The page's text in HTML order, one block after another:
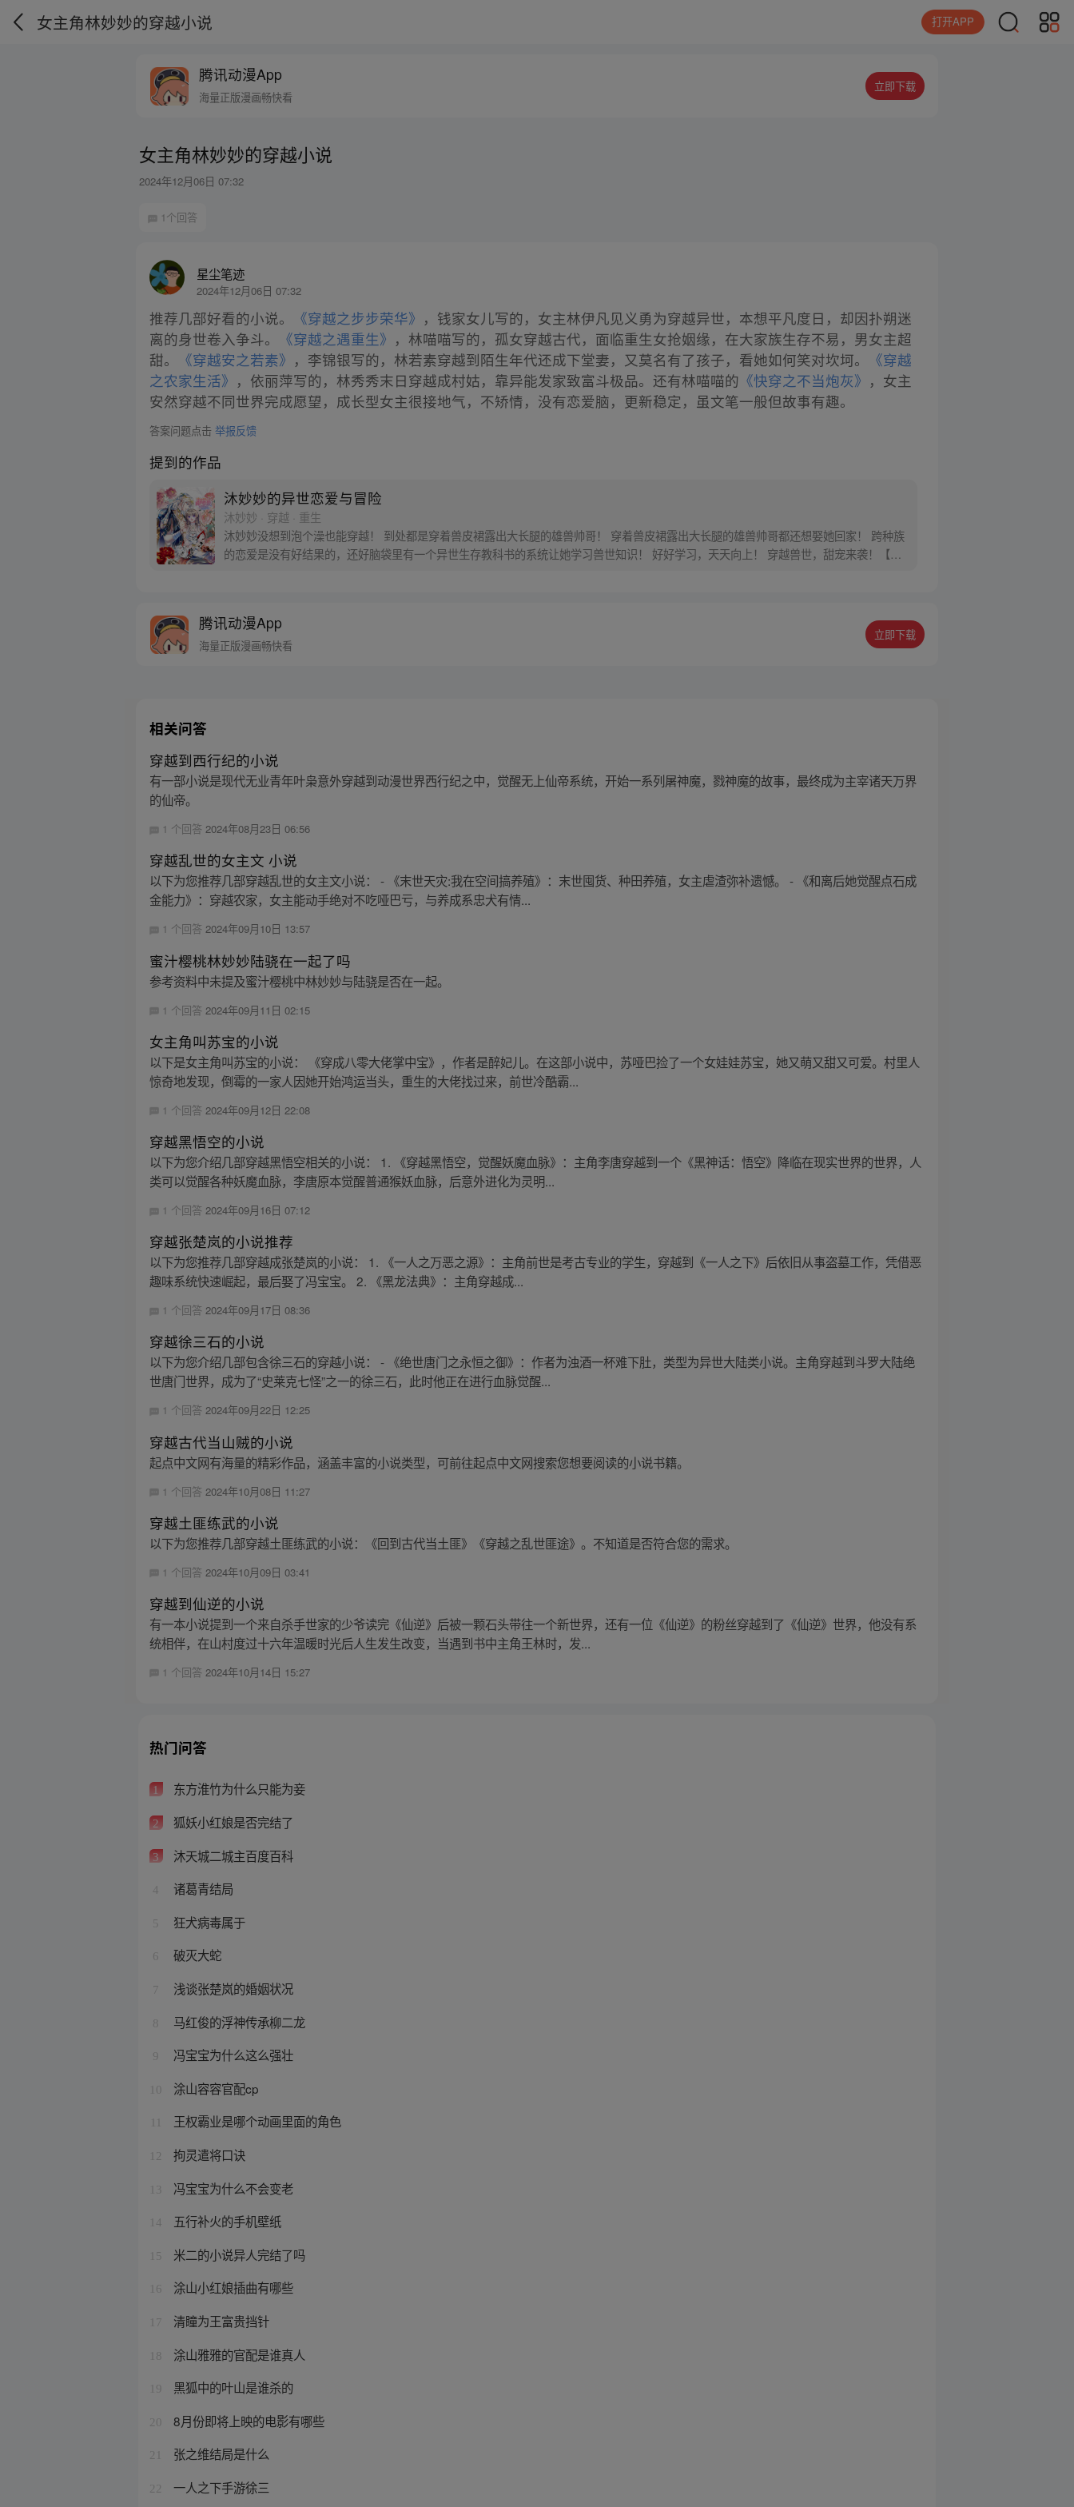
女主角林妙妙的穿越小说 打开APP
腾讯动漫App
海量正版漫画畅快看
立即下载
女主角林妙妙的穿越小说
2024年12月06日 07:32
1个回答
星尘笔迹
2024年12月06日 07:32
推荐几部好看的小说。 《穿越之步步荣华》 ，钱家女儿写的，女主林伊凡见义勇为穿越异世，本想平凡度日，却因扑朔迷
离的身世卷入争斗。
《穿越之遇重生》 ，林喵喵写的，孤女穿越古代，面临重生女抢姻缘，在大家族生存不易，男女主超
甜。
《穿越安之若素》 ，李锦银写的，林若素穿越到陌生年代还成下堂妻，又莫名有了孩子，看她如何笑对坎坷。
《穿越
之农家生活》 ，依丽萍写的，林秀秀末日穿越成村姑，靠异能发家致富斗极品。还有林喵喵的 《快穿之不当炮灰》 ，女主
安然穿越不同世界完成愿望，成长型女主很接地气，不矫情，没有恋爱脑，更新稳定，虽文笔一般但故事有趣。
答案问题点击举报反馈
提到的作品
沐妙妙的异世恋爱与冒险
沐妙妙 · 穿越 · 重生
沐妙妙没想到泡个澡也能穿越！ 到处都是穿着兽皮裙露出大长腿的雄兽帅哥！ 穿着兽皮裙露出大长腿的雄兽帅哥都还想娶她回家！ 跨种族
的恋爱是没有好结果的，还好脑袋里有一个异世生存教科书的系统让她学习兽世知识！ 好好学习，天天向上！ 穿越兽世，甜宠来袭！【每
腾讯动漫App
海量正版漫画畅快看
立即下载
相关问答
穿越到西行纪的小说
有一部小说是现代无业青年叶枭意外穿越到动漫世界西行纪之中，觉醒无上仙帝系统，开始一系列屠神魔，戮神魔的故事，最终成为主宰诸天万界
的仙帝。
1 个回答2024年08月23日 06:56
穿越乱世的女主文 小说
以下为您推荐几部穿越乱世的女主文小说： - 《末世天灾:我在空间搞养殖》：末世囤货、种田养殖，女主虐渣弥补遗憾。 - 《和离后她觉醒点石成
金能力》：穿越农家，女主能动手绝对不吃哑巴亏，与养成系忠犬有情...
1 个回答2024年09月10日 13:57
蜜汁樱桃林妙妙陆骁在一起了吗
参考资料中未提及蜜汁樱桃中林妙妙与陆骁是否在一起。
1 个回答 2024年09月11日 02:15
女主角叫苏宝的小说
以下是女主角叫苏宝的小说： 《穿成八零大佬掌中宝》，作者是醉妃儿。在这部小说中，苏哑巴捡了一个女娃娃苏宝，她又萌又甜又可爱。村里人
惊奇地发现，倒霉的一家人因她开始鸿运当头，重生的大佬找过来，前世冷酷霸...
1 个回答 2024年09月12日 22:08
穿越黑悟空的小说
以下为您介绍几部穿越黑悟空相关的小说： 1. 《穿越黑悟空，觉醒妖魔血脉》：主角李唐穿越到一个《黑神话：悟空》降临在现实世界的世界，人
类可以觉醒各种妖魔血脉，李唐原本觉醒普通猴妖血脉，后意外进化为灵明...
1 个回答2024年09月16日 07:12
穿越张楚岚的小说推荐
以下为您推荐几部穿越成张楚岚的小说： 1. 《一人之万恶之源》：主角前世是考古专业的学生，穿越到《一人之下》后依旧从事盗墓工作，凭借恶
趣味系统快速崛起，最后娶了冯宝宝。 2. 《黑龙法典》：主角穿越成...
1 个回答2024年09月17日 08:36
穿越徐三石的小说
以下为您介绍几部包含徐三石的穿越小说： - 《绝世唐门之永恒之御》：作者为浊酒一杯难下肚，类型为异世大陆类小说。主角穿越到斗罗大陆绝
世唐门世界，成为了“史莱克七怪”之一的徐三石，此时他正在进行血脉觉醒...
1 个回答2024年09月22日 12:25
穿越古代当山贼的小说
起点中文网有海量的精彩作品，涵盖丰富的小说类型，可前往起点中文网搜索您想要阅读的小说书籍。
1 个回答 2024年10月08日 11:27
穿越土匪练武的小说
以下为您推荐几部穿越土匪练武的小说：《回到古代当土匪》《穿越之乱世匪途》。不知道是否符合您的需求。
1 个回答 2024年10月09日 03:41
穿越到仙逆的小说
有一本小说提到一个来自杀手世家的少爷读完《仙逆》后被一颗石头带往一个新世界，还有一位《仙逆》的粉丝穿越到了《仙逆》世界，他没有系
统相伴，在山村度过十六年温暖时光后人生发生改变，当遇到书中主角王林时，发...
1 个回答2024年10月14日 15:27
热门问答
1 东方淮竹为什么只能为妾
2 狐妖小红娘是否完结了
3 沐天城二城主百度百科
4 诸葛青结局
5 狂犬病毒属于
6 破灭大蛇
7 浅谈张楚岚的婚姻状况
8 马红俊的浮神传承柳二龙
9 冯宝宝为什么这么强壮
10 涂山容容官配cp
王权霸业是哪个动画里面的角色
12 拘灵遣将口诀
13 冯宝宝为什么不会变老
14 五行补火的手机壁纸
15 米二的小说异人完结了吗
16 涂山小红娘插曲有哪些
17 清瞳为王富贵挡针
18 涂山雅雅的官配是谁真人
19 黑狐中的叶山是谁杀的
20 8月份即将上映的电影有哪些
21 张之维结局是什么
22 一人之下手游徐三